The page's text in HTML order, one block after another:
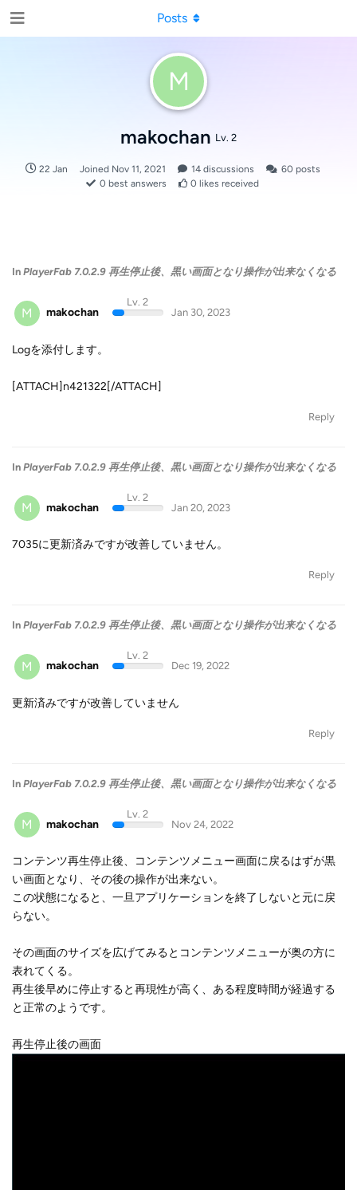
M
makochan Lv. 2
22 Jan Joined Nov 11, 2021 14discussions 60 posts
0 best answers 0 likes received
Posts
In PlayerFab 7.0.2.9 再生停止後、黒い画面となり操作が出来なくなる
M makochan
Lv. 2
Jan 30, 2023
Logを添付します。
[ATTACH]n421322[/ATTACH]
Reply
In PlayerFab 7.0.2.9 再生停止後、黒い画面となり操作が出来なくなる
M makochan
Lv. 2
Jan 20, 2023
7035に更新済みですが改善していません。
Reply
In PlayerFab 7.0.2.9 再生停止後、黒い画面となり操作が出来なくなる
M makochan
Lv. 2
Dec 19, 2022
更新済みですが改善していません
Reply
In PlayerFab 7.0.2.9 再生停止後、黒い画面となり操作が出来なくなる
M makochan
Lv. 2
Nov 24, 2022
コンテンツ再生停止後、コンテンツメニュー画面に戻るはずが黒
い画面となり、その後の操作が出来ない。
この状態になると、一旦アプリケーションを終了しないと元に戻
らない。
その画面のサイズを広げてみるとコンテンツメニューが奥の方に
表れてくる。
再生後早めに停止すると再現性が高く、ある程度時間が経過する
と正常のようです。
再生停止後の画面